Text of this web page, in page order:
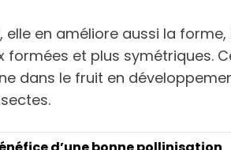
en améliore aussi la
et plus symétriques.
dans le fruit en